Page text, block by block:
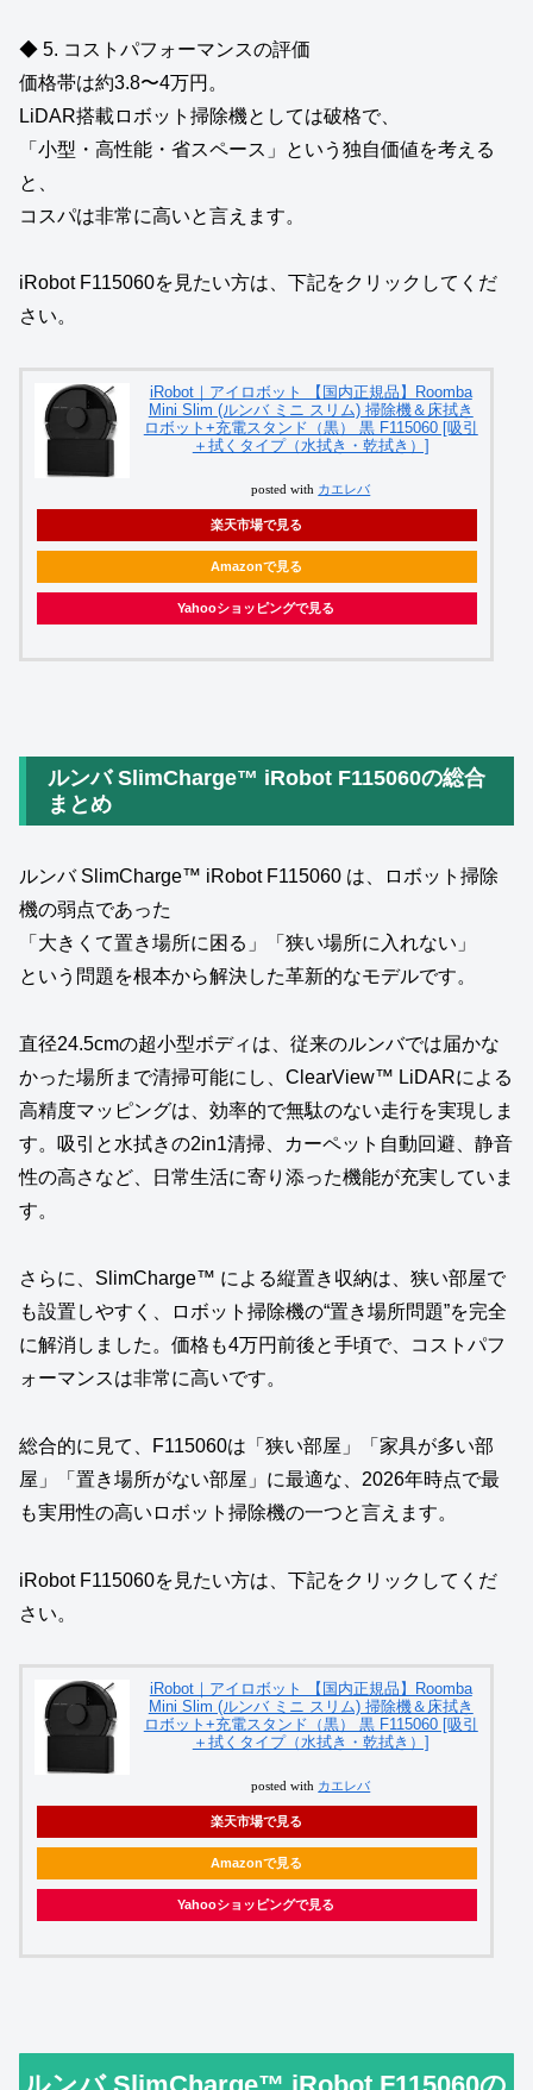
◆ 5. コストパフォーマンスの評価
価格帯は約3.8〜4万円。
LiDAR搭載ロボット掃除機としては破格で、
「小型・高性能・省スペース」という独自価値を考える
と、
コスパは非常に高いと言えます。
iRobot F115060を見たい方は、下記をクリックしてくだ
さい。
iRobot｜アイロボット 【国内正規品】Roomba
Mini Slim (ルンバ ミニ スリム) 掃除機＆床拭き
ロボット+充電スタンド（黒） 黒 F115060 [吸引
＋拭くタイプ（水拭き・乾拭き）]
posted with カエレバ
楽天市場で見る
Amazonで見る
Yahooショッピングで見る
ルンバ SlimCharge™ iRobot F115060の総合
まとめ
ルンバ SlimCharge™ iRobot F115060 は、ロボット掃除
機の弱点であった
「大きくて置き場所に困る」「狭い場所に入れない」
という問題を根本から解決した革新的なモデルです。
直径24.5cmの超小型ボディは、従来のルンバでは届かな
かった場所まで清掃可能にし、ClearView™ LiDARによる
高精度マッピングは、効率的で無駄のない走行を実現しま
す。吸引と水拭きの2in1清掃、カーペット自動回避、静音
性の高さなど、日常生活に寄り添った機能が充実していま
す。
さらに、SlimCharge™ による縦置き収納は、狭い部屋で
も設置しやすく、ロボット掃除機の“置き場所問題”を完全
に解消しました。価格も4万円前後と手頃で、コストパフ
ォーマンスは非常に高いです。
総合的に見て、F115060は「狭い部屋」「家具が多い部
屋」「置き場所がない部屋」に最適な、2026年時点で最
も実用性の高いロボット掃除機の一つと言えます。
iRobot F115060を見たい方は、下記をクリックしてくだ
さい。
iRobot｜アイロボット 【国内正規品】Roomba
Mini Slim (ルンバ ミニ スリム) 掃除機＆床拭き
ロボット+充電スタンド（黒） 黒 F115060 [吸引
＋拭くタイプ（水拭き・乾拭き）]
posted with カエレバ
楽天市場で見る
Amazonで見る
Yahooショッピングで見る